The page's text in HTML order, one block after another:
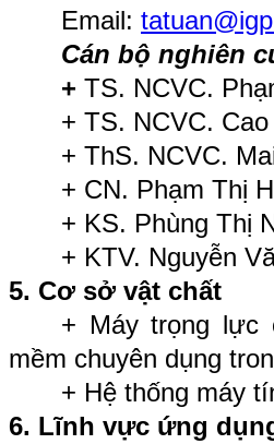
Email:
Cán bộ nghiên
+ TS. NCVC.
+ TS. NCVC.
+ ThS. NCVC.
+ CN. Phạm Thị
+ KS. Phùng Thị
+ KTV. Nguyễn
5. Cơ sở vật chất
+ Máy trọng lực
mềm chuyên dụng
+ Hệ thống máy
6. Lĩnh vực ứng